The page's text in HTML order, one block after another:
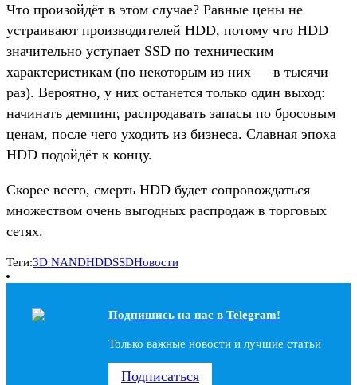
Что произойдёт в этом случае? Равные цены не
устраивают производителей HDD, потому что HDD
значительно уступает SSD по техническим
характеристикам (по некоторым из них — в тысячи
раз). Вероятно, у них останется только один выход:
начинать демпинг, распродавать запасы по бросовым
ценам, после чего уходить из бизнеса. Славная эпоха
HDD подойдёт к концу.
Скорее всего, смерть HDD будет сопровождаться
множеством очень выгодных распродаж в торговых
сетях.
Теги:3D NANDHDDSSDНовости
Подпишись на наc в Telegram!
Только важные новости и лучшие статьи
Подписаться